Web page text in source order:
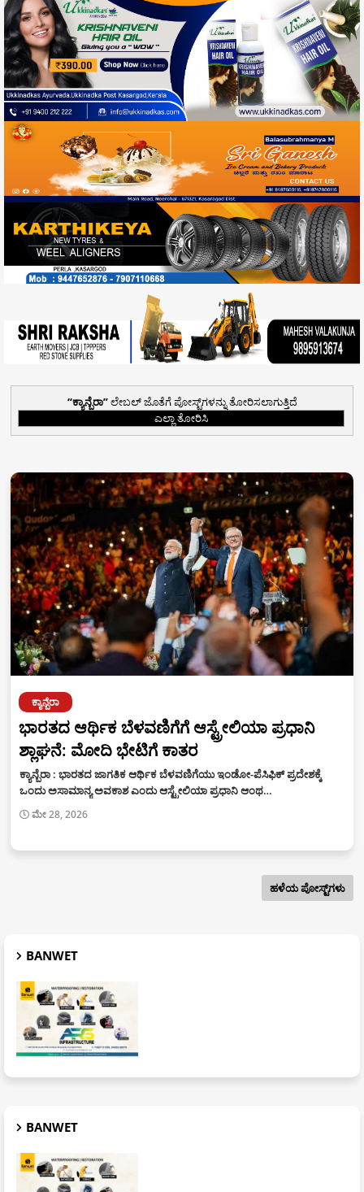
ಕ್ಯಾನ್ಬೆರಾ ಲೇಬಲ್ ಜೊತೆಗೆ ಪೋಸ್ಟ್‌ಗಳನ್ನು ತೋರಿಸಲಾಗುತ್ತಿದೆ
ಎಲ್ಲಾ ತೋರಿಸಿ
ಕ್ಯಾನ್ಬೆರಾ
ಭಾರತದ ಆರ್ಥಿಕ ಬೆಳವಣಿಗೆಗೆ ಆಸ್ಟ್ರೇಲಿಯಾ ಪ್ರಧಾನಿ
ಶ್ಲಾಘನೆ: ಮೋದಿ ಭೇಟಿಗೆ ಕಾತರ
ಕ್ಯಾನ್ಬೆರಾ : ಭಾರತದ ಜಾಗತಿಕ ಆರ್ಥಿಕ ಬೆಳವಣಿಗೆಯು ಇಂಡೋ-ಪೆಸಿಫಿಕ್ ಪ್ರದೇಶಕ್ಕೆ
ಒಂದು ಅಸಾಮಾನ್ಯ ಅವಕಾಶ ಎಂದು ಆಸ್ಟ್ರೇಲಿಯಾ ಪ್ರಧಾನಿ ಆಂಥ…
ಮೇ 28, 2026
ಹಳೆಯ ಪೋಸ್ಟ್‌ಗಳು
BANWET
BANWET